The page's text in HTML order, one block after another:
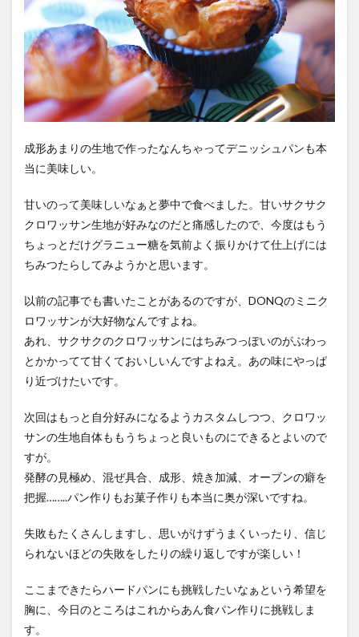
成形あまりの生地で作ったなんちゃってデニッシュパンも本
当に美味しい。
甘いのって美味しいなぁと夢中で食べました。甘いサクサク
クロワッサン生地が好みなのだと痛感したので、今度はもう
ちょっとだけグラニュー糖を気前よく振りかけて仕上げには
ちみつたらしてみようかと思います。
以前の記事でも書いたことがあるのですが、DONQのミニク
ロワッサンが大好物なんですよね。
あれ、サクサクのクロワッサンにはちみつっぽいのがぶわっ
とかかってて甘くておいしいんですよねえ。あの味にやっぱ
り近づけたいです。
次回はもっと自分好みになるようカスタムしつつ、クロワッ
サンの生地自体ももうちょっと良いものにできるとよいので
すが。
発酵の見極め、混ぜ具合、成形、焼き加減、オーブンの癖を
把握……..パン作りもお菓子作りも本当に奥が深いですね。
失敗もたくさんしますし、思いがけずうまくいったり、信じ
られないほどの失敗をしたりの繰り返しですが楽しい！
ここまできたらハードパンにも挑戦したいなぁという希望を
胸に、今日のところはこれからあん食パン作りに挑戦しま
す。